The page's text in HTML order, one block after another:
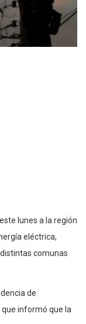
lunes a la región
eléctrica,
comunas
de
que informó que la